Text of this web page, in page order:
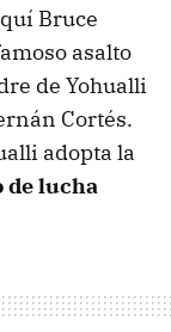
Bruce
asalto
de Yohualli
Cortés.
adopta la
de lucha